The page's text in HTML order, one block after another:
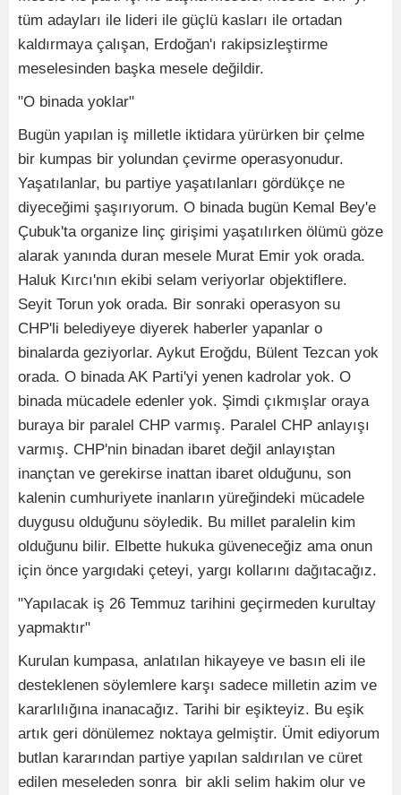
tüm adayları ile lideri ile güçlü kasları ile ortadan
kaldırmaya çalışan, Erdoğan'ı rakipsizleştirme
meselesinden başka mesele değildir.
"O binada yoklar"
Bugün yapılan iş milletle iktidara yürürken bir çelme
bir kumpas bir yolundan çevirme operasyonudur.
Yaşatılanlar, bu partiye yaşatılanları gördükçe ne
diyeceğimi şaşırıyorum. O binada bugün Kemal Bey'e
Çubuk'ta organize linç girişimi yaşatılırken ölümü göze
alarak yanında duran mesele Murat Emir yok orada.
Haluk Kırcı'nın ekibi selam veriyorlar objektiflere.
Seyit Torun yok orada. Bir sonraki operasyon su
CHP'li belediyeye diyerek haberler yapanlar o
binalarda geziyorlar. Aykut Eroğdu, Bülent Tezcan yok
orada. O binada AK Parti'yi yenen kadrolar yok. O
binada mücadele edenler yok. Şimdi çıkmışlar oraya
buraya bir paralel CHP varmış. Paralel CHP anlayışı
varmış. CHP'nin binadan ibaret değil anlayıştan
inançtan ve gerekirse inattan ibaret olduğunu, son
kalenin cumhuriyete inanların yüreğindeki mücadele
duygusu olduğunu söyledik. Bu millet paralelin kim
olduğunu bilir. Elbette hukuka güveneceğiz ama onun
için önce yargıdaki çeteyi, yargı kollarını dağıtacağız.
"Yapılacak iş 26 Temmuz tarihini geçirmeden kurultay
yapmaktır"
Kurulan kumpasa, anlatılan hikayeye ve basın eli ile
desteklenen söylemlere karşı sadece milletin azim ve
kararlılığına inanacağız. Tarihi bir eşikteyiz. Bu eşik
artık geri dönülemez noktaya gelmiştir. Ümit ediyorum
butlan kararından partiye yapılan saldırılan ve cüret
edilen meseleden sonra bir akli selim hakim olur ve